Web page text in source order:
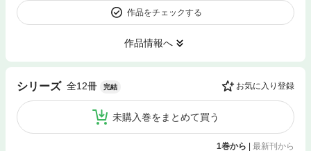
作品をチェックする
作品情報へ
シリーズ 全12冊 完結 お気に入り登録
未購入巻をまとめて買う
1巻から 最新刊から